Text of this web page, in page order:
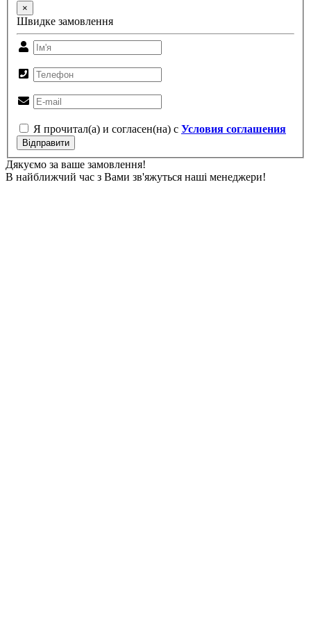
×
Швидке замовлення
Я прочитал(а) и согласен(на) с Условия соглашения
Відправити
Дякуємо за ваше замовлення!
В найближчий час з Вами зв'яжуться наші менеджери!